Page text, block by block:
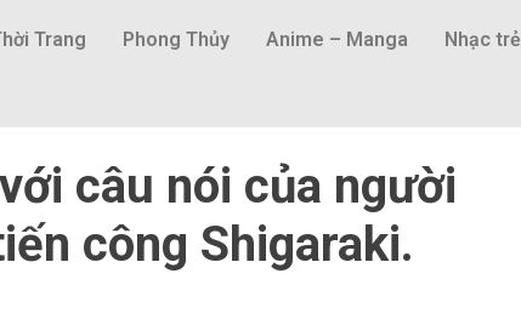
Trang Phong Thủy Anime – Manga Nhạc trẻ
câu nói của người
công Shigaraki.